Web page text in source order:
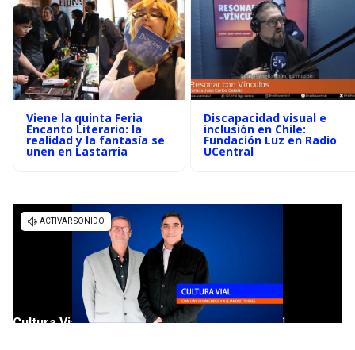
Viene la quinta Feria
Encanto Literario: la
realidad y la fantasía se
unen en Lastarria
Discapacidad visual e
inclusión en Chile:
Fundación Luz en Radio
UCentral